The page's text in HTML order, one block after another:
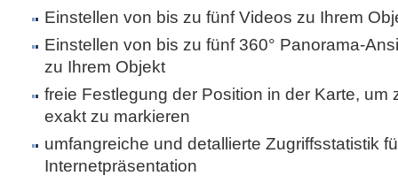
Einstellen von bis zu fünf Videos zu Ihrem
Einstellen von bis zu fünf 360° Panorama-
zu Ihrem Objekt
freie Festlegung der Position in der Karte, um
exakt zu markieren
umfangreiche und detallierte Zugriffsstatistik
Internetpräsentation